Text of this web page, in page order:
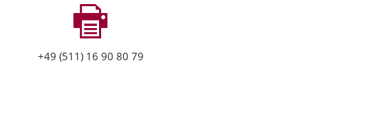
+49 (511) 16 90 80 79